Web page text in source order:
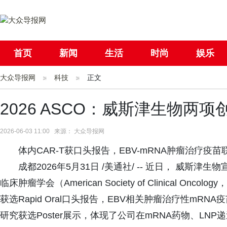
首页 新闻 生活 时尚 娱乐
社会 国际
大众导报网 科技 正文
2026 ASCO：威斯津生物两项
2026-06-03 11:00 来源： 大众导报网
体内CAR-T获口头报告，EBV-mRNA肿瘤治疗疫苗
成都2026年5月31日 /美通社/ -- 近日， 威斯津生
临床肿瘤学会（American Society of Clinical Oncology
获选Rapid Oral口头报告，EBV相关肿瘤治疗性mRNA
研究获选Poster展示，体现了公司在mRNA药物、LNP